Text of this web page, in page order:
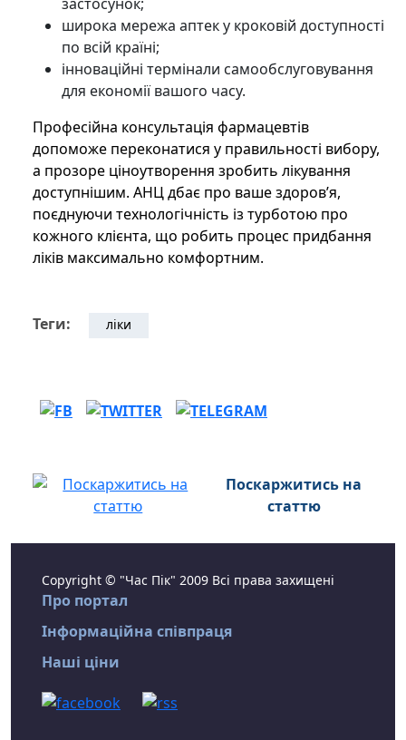
широка мережа аптек у кроковій доступності
по всій країні;
інноваційні термінали самообслуговування
для економії вашого часу.
Професійна консультація фармацевтів
допоможе переконатися у правильності вибору,
а прозоре ціноутворення зробить лікування
доступнішим. АНЦ дбає про ваше здоров’я,
поєднуючи технологічність із турботою про
кожного клієнта, що робить процес придбання
ліків максимально комфортним.
Теги: ліки
Поскаржитись на
статтю
Copyright © "Час Пік" 2009 Всі права захищені
Про портал
Інформаційна співпраця
Наші ціни